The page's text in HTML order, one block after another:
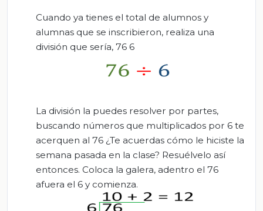
Cuando ya tienes el total de alumnos y
alumnas que se inscribieron, realiza una
división que sería, 76 6
La división la puedes resolver por partes,
buscando números que multiplicados por 6 te
acerquen al 76 ¿Te acuerdas cómo le hiciste la
semana pasada en la clase? Resuélvelo así
entonces. Coloca la galera, adentro el 76
afuera el 6 y comienza.